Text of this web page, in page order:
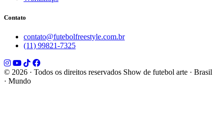
Contato
contato@futebolfreestyle.com.br
(11) 99821-7325
© 2026 · Todos os direitos reservados Show de futebol arte · Brasil
· Mundo